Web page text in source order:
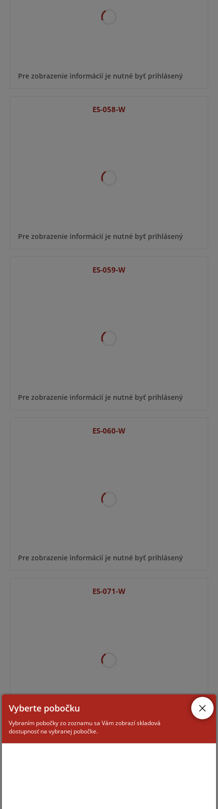
Pre zobrazenie informácií je nutné byť prihlásený
ES-058-W
Pre zobrazenie informácií je nutné byť prihlásený
ES-059-W
Pre zobrazenie informácií je nutné byť prihlásený
ES-060-W
Pre zobrazenie informácií je nutné byť prihlásený
ES-071-W
Pre zobrazenie informácií je nutné byť prihlásený
Vyberte pobočku
Vybraním pobočky zo zoznamu sa Vám zobrazí skladová
dostupnosť na vybranej pobočke.